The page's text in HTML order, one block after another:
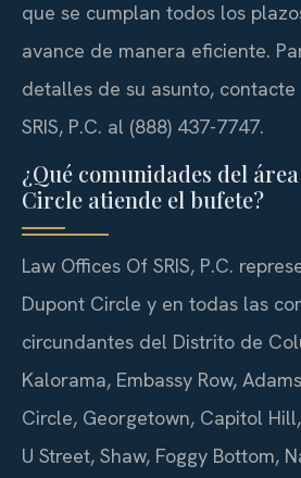
que se cumplan todos los
avance de manera eficiente.
detalles de su asunto, contacte
SRIS, P.C. al (888) 437-7747.
¿Qué comunidades del
Circle atiende el bufete?
Law Offices Of SRIS, P.C.
Dupont Circle y en todas las
circundantes del Distrito de
Kalorama, Embassy Row,
Circle, Georgetown, Capitol
U Street, Shaw, Foggy Bottom,